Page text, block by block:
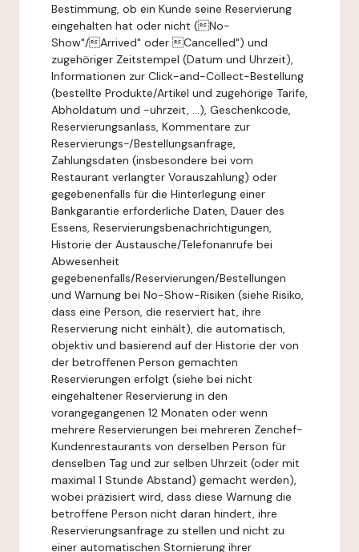
Bestimmung, ob ein Kunde seine Reservierung
eingehalten hat oder nicht (No-
Show"/Arrived" oder Cancelled") und
zugehöriger Zeitstempel (Datum und Uhrzeit),
Informationen zur Click-and-Collect-Bestellung
(bestellte Produkte/Artikel und zugehörige Tarife,
Abholdatum und -uhrzeit, ...), Geschenkcode,
Reservierungsanlass, Kommentare zur
Reservierungs-/Bestellungsanfrage,
Zahlungsdaten (insbesondere bei vom
Restaurant verlangter Vorauszahlung) oder
gegebenenfalls für die Hinterlegung einer
Bankgarantie erforderliche Daten, Dauer des
Essens, Reservierungsbenachrichtigungen,
Historie der Austausche/Telefonanrufe bei
Abwesenheit
gegebenenfalls/Reservierungen/Bestellungen
und Warnung bei No-Show-Risiken (siehe Risiko,
dass eine Person, die reserviert hat, ihre
Reservierung nicht einhält), die automatisch,
objektiv und basierend auf der Historie der von
der betroffenen Person gemachten
Reservierungen erfolgt (siehe bei nicht
eingehaltener Reservierung in den
vorangegangenen 12 Monaten oder wenn
mehrere Reservierungen bei mehreren Zenchef-
Kundenrestaurants von derselben Person für
denselben Tag und zur selben Uhrzeit (oder mit
maximal 1 Stunde Abstand) gemacht werden),
wobei präzisiert wird, dass diese Warnung die
betroffene Person nicht daran hindert, ihre
Reservierungsanfrage zu stellen und nicht zu
einer automatischen Stornierung ihrer